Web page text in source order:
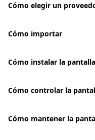
Cómo elegir un
Cómo importar
Cómo instalar la
Cómo controlar la
Cómo mantener la